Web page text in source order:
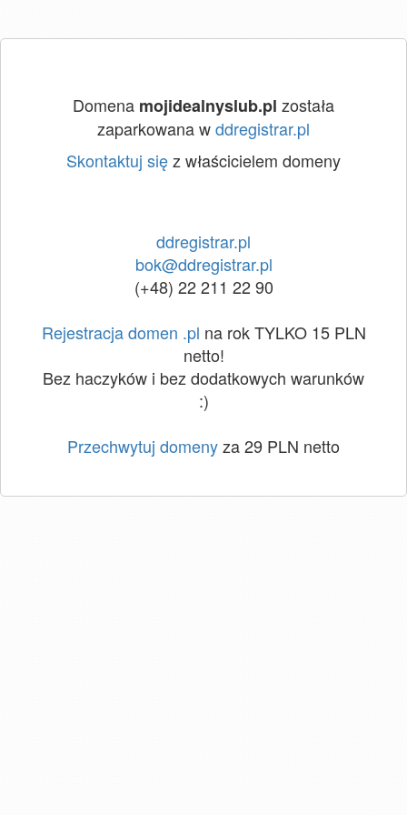
Domena mojidealnyslub.pl została
zaparkowana wddregistrar.pl
Skontaktuj sięz właścicielem domeny
ddregistrar.pl
bok@ddregistrar.pl
(+48) 22 211 22 90
Rejestracja domen .pl na rok TYLKO 15 PLN
netto!
Bez haczyków i bez dodatkowych warunków
:)
Przechwytuj domenyza 29 PLN netto